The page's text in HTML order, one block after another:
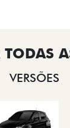
VERSÕES